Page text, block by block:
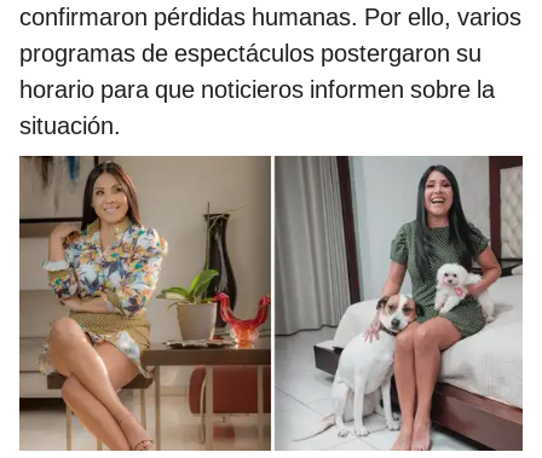
confirmaron pérdidas humanas. Por ello, varios
programas de espectáculos postergaron su
horario para que noticieros informen sobre la
situación.